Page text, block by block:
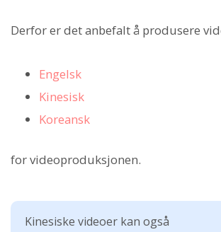
Derfor er det anbefalt å produsere
Engelsk
Kinesisk
Koreansk
for videoproduksjonen.
Kinesiske videoer kan også